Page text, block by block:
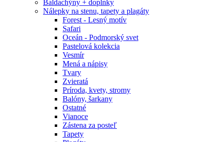
Baldachýny + doplnky
Nálepky na stenu, tapety a plagáty
Forest - Lesný motív
Safari
Oceán - Podmorský svet
Pastelová kolekcia
Vesmír
Mená a nápisy
Tvary
Zvieratá
Príroda, kvety, stromy
Balóny, šarkany
Ostatné
Vianoce
Zástena za posteľ
Tapety